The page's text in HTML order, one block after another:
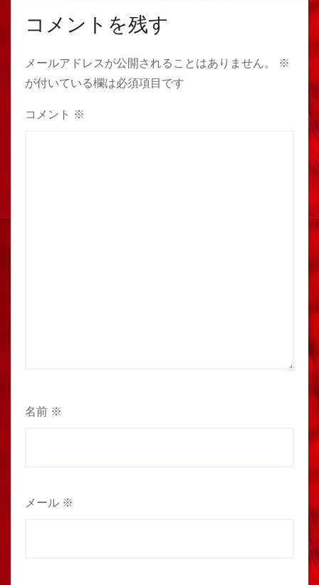
コメントを残す
メールアドレスが公開されることはありません。
※
が付いている欄は必須項目です
コメント ※
名前 ※
メール ※